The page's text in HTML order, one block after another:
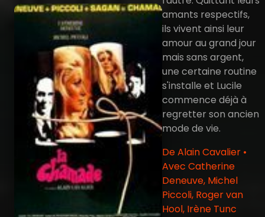
amants respectifs,
ils vivent ainsi leur
amour au grand jour
mais sans argent,
une certaine routine
s'installe et Lucile
commence déjà à
regretter son ancien
mode de vie.
De Alain Cavalier •
Avec Catherine
Deneuve, Michel
Piccoli, Roger van
Hool, Irène Tunc